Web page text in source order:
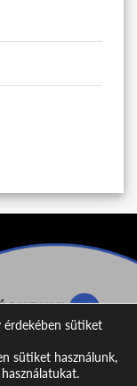
érdekében sütiket
sütiket használunk,